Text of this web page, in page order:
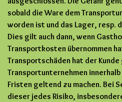
sobald die Ware dem
worden ist und das Lager, resp.
Dies gilt auch dann, wenn
Transportkosten übernommen
Transportschäden hat der
Transportunternehmen
Fristen geltend zu machen. Bei
dieser jedes Risiko,